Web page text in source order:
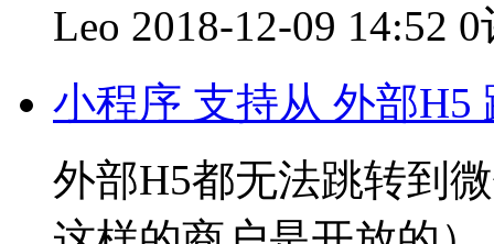
Leo 2018-12-09 14:52 0
小程序 支持从 外部H5
外部H5都无法跳转到